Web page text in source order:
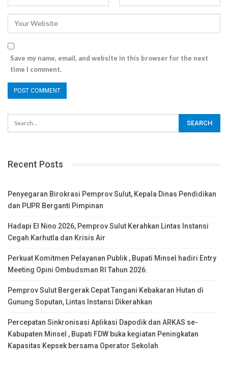
Save my name, email, and website in this browser for the next
time I comment.
Recent Posts
Penyegaran Birokrasi Pemprov Sulut, Kepala Dinas Pendidikan
dan PUPR Berganti Pimpinan
Hadapi El Nino 2026, Pemprov Sulut Kerahkan Lintas Instansi
Cegah Karhutla dan Krisis Air
Perkuat Komitmen Pelayanan Publik , Bupati Minsel hadiri Entry
Meeting Opini Ombudsman RI Tahun 2026.
Pemprov Sulut Bergerak Cepat Tangani Kebakaran Hutan di
Gunung Soputan, Lintas Instansi Dikerahkan
Percepatan Sinkronisasi Aplikasi Dapodik dan ARKAS se-
Kabupaten Minsel , Bupati FDW buka kegiatan Peningkatan
Kapasitas Kepsek bersama Operator Sekolah